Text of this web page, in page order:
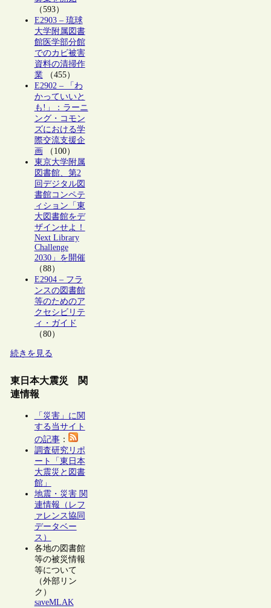
（593）
E2903 – 琉球
大学附属図書
館医学部分館
でのカビ被害
資料の清掃作
業（455）
E2902 – 「わ
かっていいと
も!」：ラーニ
ング・コモン
ズにおける学
際交流支援企
画 （100）
東京大学附属
図書館、第2
回デジタル図
書館コンペテ
ィション「東
大図書館をデ
ザインせよ！
Next Library
Challenge
2030」を開催
（88）
E2904 – フラ
ンスの図書館
等のためのア
クセシビリテ
ィ・ガイド
（80）
続きを見る
東日本大震災 関
連情報
「災害」に関
する当サイト
の記事：
調査研究リポ
ート「東日本
大震災と図書
館」
地震・災害 関
連情報（レフ
ァレンス協同
データベー
ス）
各地の図書館
等の被災情報
等について
（外部リン
ク）
saveMLAK